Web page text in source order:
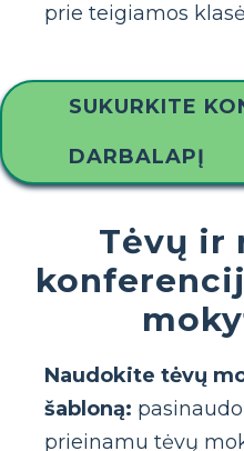
prie teigiamos
SUKURKITE
DARBALAPĮ
Tėvų ir
Naudokite tėvų
šabloną:
prieinamu tėvų